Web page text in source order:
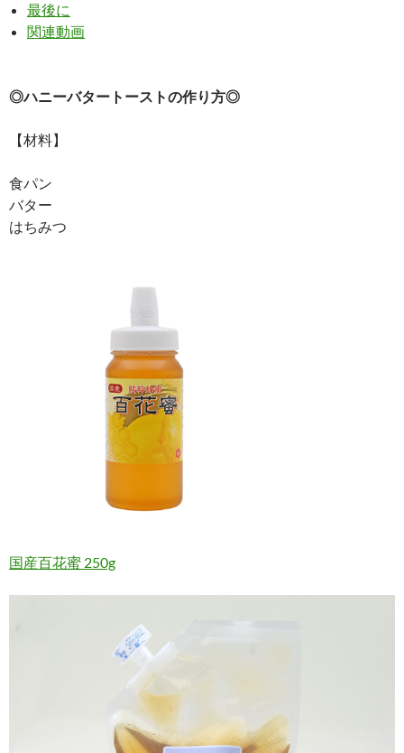
最後に
関連動画
◎ハニーバタートーストの作り方◎
【材料】
食パン
バター
はちみつ
国産百花蜜 250g